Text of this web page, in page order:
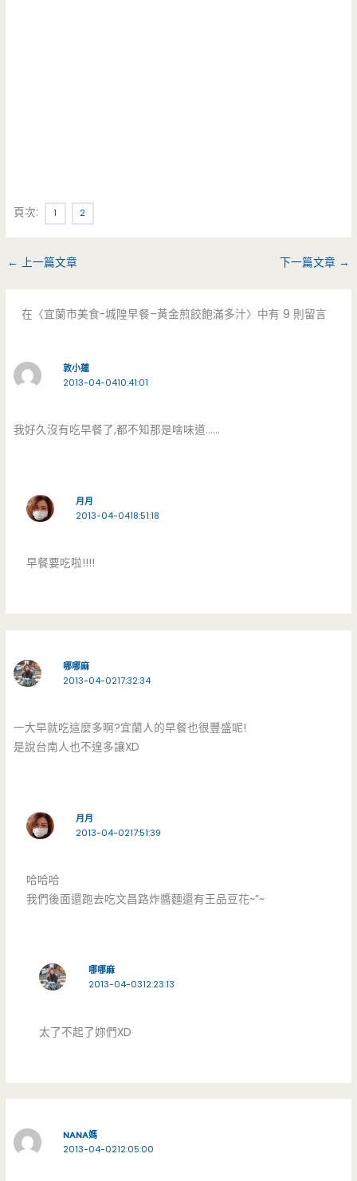
頁次: 1 2
← 上一篇文章 下一篇文章 →
在〈宜蘭市美食-城隍早餐–黃金煎餃飽滿多汁〉中有 9 則留言
敦小蓮
2013-04-0410:41:01
我好久沒有吃早餐了,都不知那是啥味道……
月月
2013-04-0418:51:18
早餐要吃啦!!!!
哪哪麻
2013-04-0217:32:34
一大早就吃這麼多啊?宜蘭人的早餐也很豐盛呢!
是說台南人也不遑多讓XD
月月
2013-04-0217:51:39
哈哈哈
我們後面還跑去吃文昌路炸醬麵還有王品豆花~”~
哪哪麻
2013-04-0312:23:13
太了不起了妳們XD
NANA媽
2013-04-0212:05:00